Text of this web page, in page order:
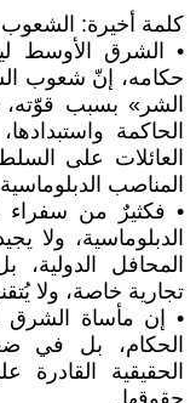
كلمة أخيرة:
• الشرق الأوسط
حكامه، إنّ شعوب
الشر» بسبب
الحاكمة
العائلات على
المناصب
• فكثيرٌ من سفراء
الدبلوماسية، ولا
المحافل
تجارية خاصة، ولا
• إن مأساة
الحكام، بل في
الحقيقية